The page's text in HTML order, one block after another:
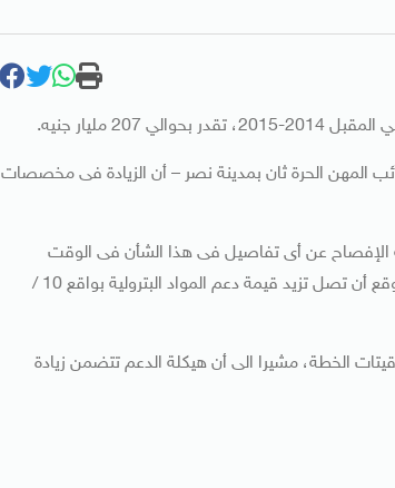
مليار جنيه.
الحرة ثان بمدينة نصر – أن الزيادة فى مخصصات
الإفصاح عن أى تفاصيل فى هذا الشأن فى الوقت
الراهن، مؤكدا أنه فى حالة عدم وجود إجراءات إصلاحية بدعم الطاقة فمن المتوقع أن تصل تزيد قيمة دعم المواد البترولية بواقع 10 /
الخطة، مشيرا الى أن هيكلة الدعم تتضمن زيادة